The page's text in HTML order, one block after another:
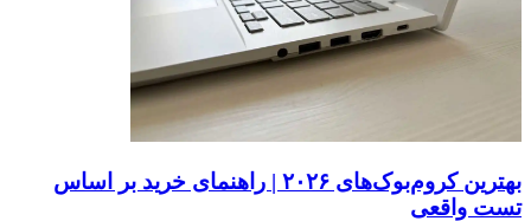
بهترین کروم‌بوک‌های ۲۰۲۶ | راهنمای خرید بر اساس
تست واقعی